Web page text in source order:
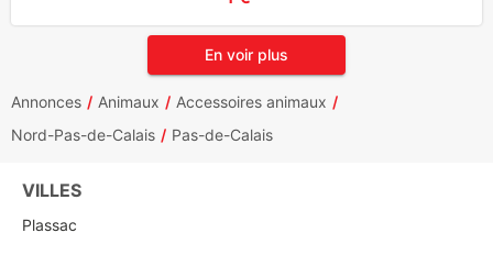
En voir plus
Annonces Animaux
Accessoires animaux
Nord-Pas-de-Calais
Pas-de-Calais
VILLES
Plassac